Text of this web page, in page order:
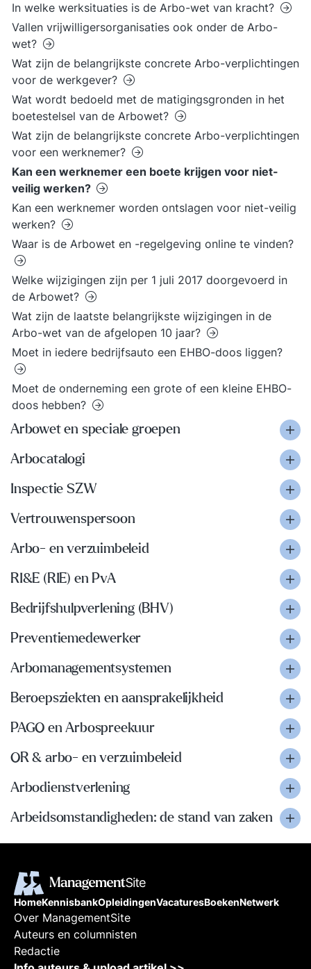
In welke werksituaties is de Arbo-wet van kracht?
Vallen vrijwilligersorganisaties ook onder de Arbo-
wet?
Wat zijn de belangrijkste concrete Arbo-verplichtingen
voor de werkgever?
Wat wordt bedoeld met de matigingsgronden in het
boetestelsel van de Arbowet?
Wat zijn de belangrijkste concrete Arbo-verplichtingen
voor een werknemer?
Kan een werknemer een boete krijgen voor niet-
veilig werken?
Kan een werknemer worden ontslagen voor niet-veilig
werken?
Waar is de Arbowet en -regelgeving online te vinden?
Welke wijzigingen zijn per 1 juli 2017 doorgevoerd in
de Arbowet?
Wat zijn de laatste belangrijkste wijzigingen in de
Arbo-wet van de afgelopen 10 jaar?
Moet in iedere bedrijfsauto een EHBO-doos liggen?
Moet de onderneming een grote of een kleine EHBO-
doos hebben?
Arbowet en speciale groepen
Arbocatalogi
Inspectie SZW
Vertrouwenspersoon
Arbo- en verzuimbeleid
RI&E (RIE) en PvA
Bedrijfshulpverlening (BHV)
Preventiemedewerker
Arbomanagementsystemen
Beroepsziekten en aansprakelijkheid
PAGO en Arbospreekuur
OR & arbo- en verzuimbeleid
Arbodienstverlening
Arbeidsomstandigheden: de stand van zaken
HomeKennisbankOpleidingenVacaturesBoekenNetwerk
Over ManagementSite
Auteurs en columnisten
Redactie